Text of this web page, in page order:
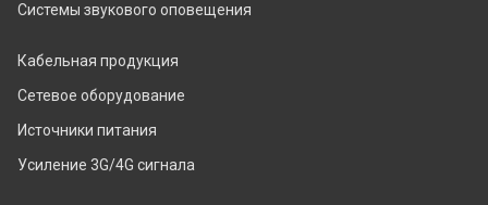
Системы звукового оповещения
Кабельная продукция
Сетевое оборудование
Источники питания
Усиление 3G/4G сигнала